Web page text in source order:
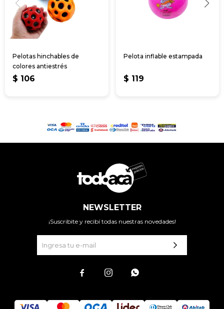
Pelotas hinchables de
colores antiestrés
$ 106
Pelota inflable estampada
$ 119
NEWSLETTER
¡Suscribite y recibí todas nuestras novedades!
  